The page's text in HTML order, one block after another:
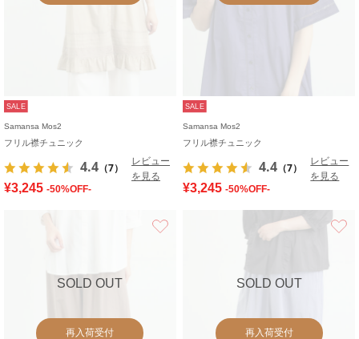
SALE
Samansa Mos2
フリル襟チュニック
4.4 （7）
レビュー
を見る
¥3,245 -50%OFF-
SALE
Samansa Mos2
フリル襟チュニック
4.4 （7）
レビュー
を見る
¥3,245 -50%OFF-
SOLD OUT
再入荷受付
SOLD OUT
再入荷受付